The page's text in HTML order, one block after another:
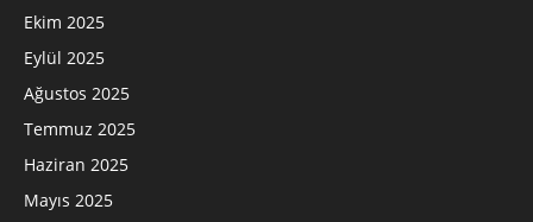
Ekim 2025
Eylül 2025
Ağustos 2025
Temmuz 2025
Haziran 2025
Mayıs 2025